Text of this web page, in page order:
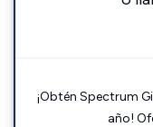
¡Obtén Spectrum
año!